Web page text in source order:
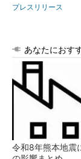
プレスリリース
あなたにおす
令和8年熊本地震